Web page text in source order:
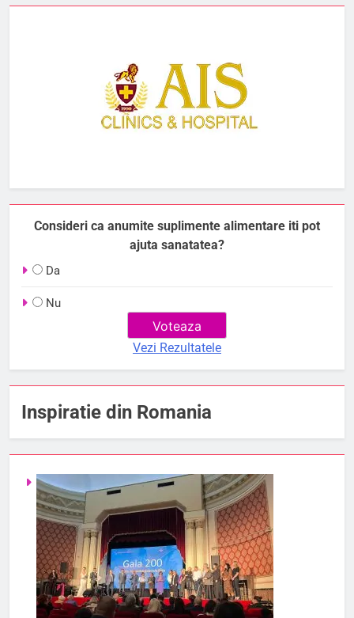
Consideri ca anumite suplimente alimentare iti pot
ajuta sanatatea?
Da
Nu
Vezi Rezultatele
Inspiratie din Romania